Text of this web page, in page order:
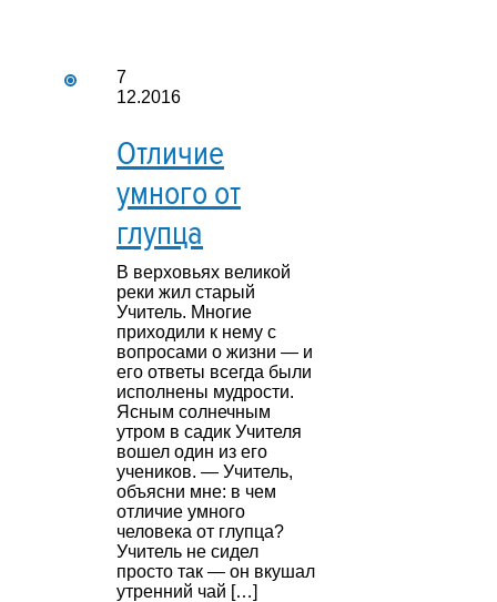
7
12.2016
Отличие
умного от
глупца
В верховьях великой
реки жил старый
Учитель. Многие
приходили к нему с
вопросами о жизни — и
его ответы всегда были
исполнены мудрости.
Ясным солнечным
утром в садик Учителя
вошел один из его
учеников. — Учитель,
объясни мне: в чем
отличие умного
человека от глупца?
Учитель не сидел
просто так — он вкушал
утренний чай […]